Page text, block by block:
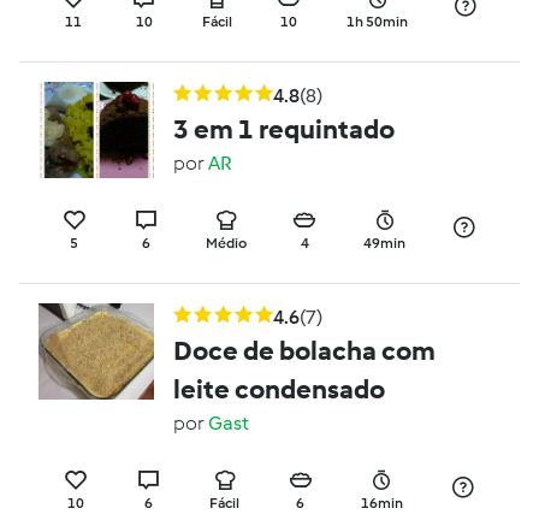
11 10 Fácil 10 1h 50min
4.8(8)
3 em 1 requintado
porAR
5 6 Médio 4 49min
4.6(7)
Doce de bolacha com
leite condensado
porGast
10 6 Fácil 6 16min